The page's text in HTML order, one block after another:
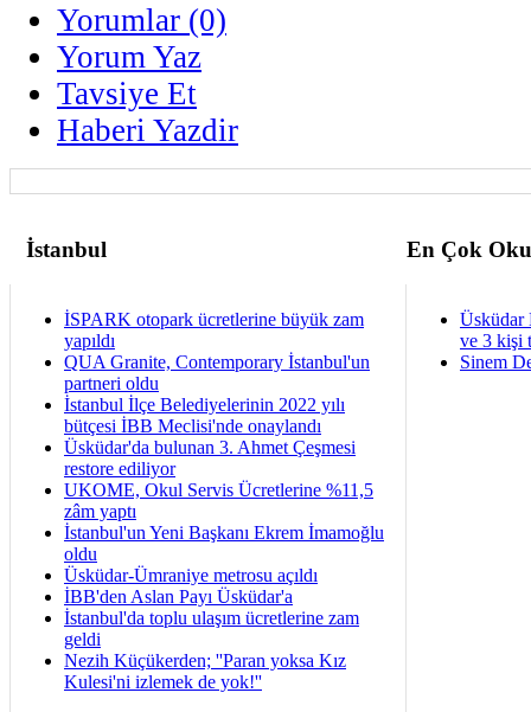
Yorumlar (0)
Yorum Yaz
Tavsiye Et
Haberi Yazdir
İstanbul En Çok
İSPARK otopark ücretlerine büyük zam
yapıldı
QUA Granite, Contemporary İstanbul'un
partneri oldu
İstanbul İlçe Belediyelerinin 2022 yılı
bütçesi İBB Meclisi'nde onaylandı
Üsküdar'da bulunan 3. Ahmet Çeşmesi
restore ediliyor
UKOME, Okul Servis Ücretlerine %11,5
zâm yaptı
İstanbul'un Yeni Başkanı Ekrem İmamoğlu
oldu
Üsküdar-Ümraniye metrosu açıldı
İBB'den Aslan Payı Üsküdar'a
İstanbul'da toplu ulaşım ücretlerine zam
geldi
Nezih Küçükerden; ''Paran yoksa Kız
Kulesi'ni izlemek de yok!''
Üsküdar
ve 3 kişi
Sinem